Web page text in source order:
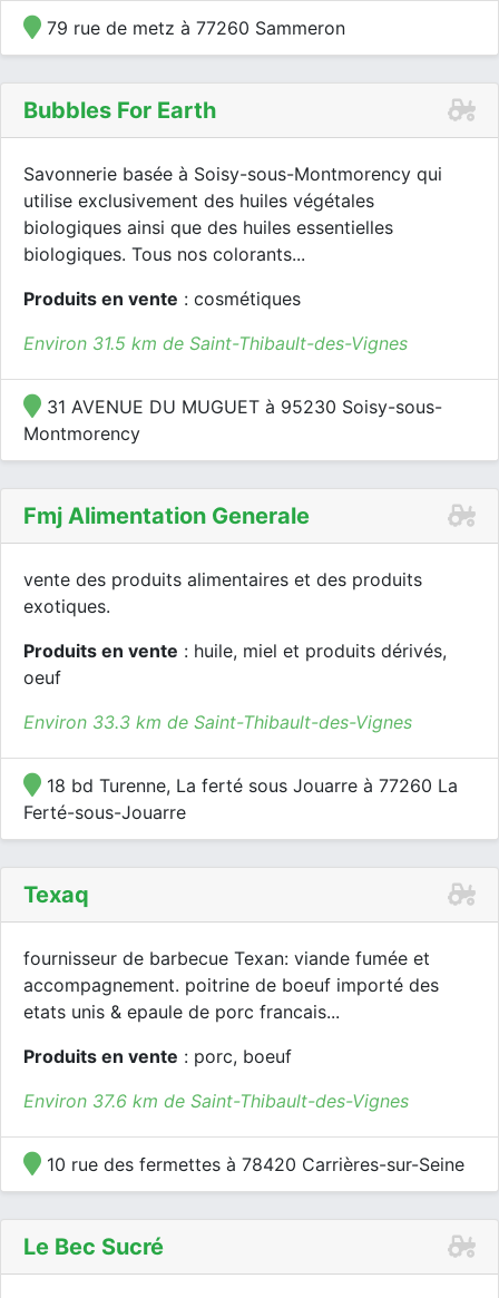
79 rue de metz à 77260 Sammeron
Bubbles For Earth
Savonnerie basée à Soisy-sous-Montmorency qui
utilise exclusivement des huiles végétales
biologiques ainsi que des huiles essentielles
biologiques. Tous nos colorants...
Produits en vente : cosmétiques
Environ 31.5 km de Saint-Thibault-des-Vignes
31 AVENUE DU MUGUET à 95230 Soisy-sous-
Montmorency
Fmj Alimentation Generale
vente des produits alimentaires et des produits
exotiques.
Produits en vente : huile, miel et produits dérivés,
oeuf
Environ 33.3 km de Saint-Thibault-des-Vignes
18 bd Turenne, La ferté sous Jouarre à 77260 La
Ferté-sous-Jouarre
Texaq
fournisseur de barbecue Texan: viande fumée et
accompagnement. poitrine de boeuf importé des
etats unis & epaule de porc francais...
Produits en vente : porc, boeuf
Environ 37.6 km de Saint-Thibault-des-Vignes
10 rue des fermettes à 78420 Carrières-sur-Seine
Le Bec Sucré